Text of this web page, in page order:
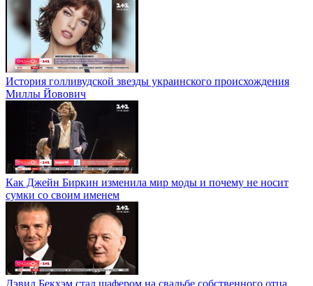
История голливудской звезды украинского происхождения
Миллы Йовович
Как Джейн Биркин изменила мир моды и почему не носит
сумки со своим именем
Дэвид Бекхэм стал шафером на свадьбе собственного отца